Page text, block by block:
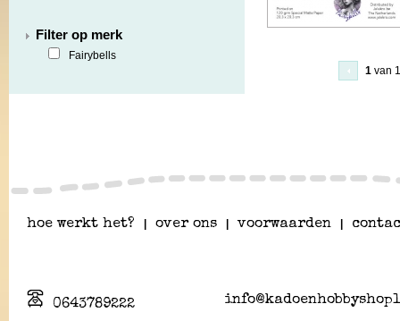
Filter op merk
Fairybells
1van 1
hoe werkt het? over ons voorwaarden
0643789222